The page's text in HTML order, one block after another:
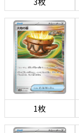
1枚